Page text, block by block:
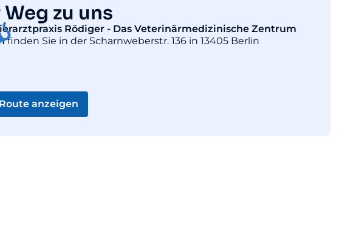
zu uns
Rödiger - Das Veterinärmedizinische Zentrum
finden Sie in der Scharnweberstr. 136 in 13405 Berlin
Route anzeigen